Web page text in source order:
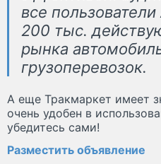
все
200 тыс.
рынка
грузоперевозок.
А еще Тракмаркет имеет
очень удобен в
убедитесь сами!
Разместить объявление